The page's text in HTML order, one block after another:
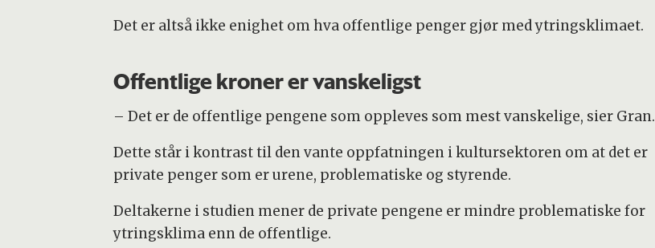
Det er altså ikke enighet om hva offentlige penger gjør med ytringsklimaet.
Offentlige kroner er vanskeligst
– Det er de offentlige pengene som oppleves som mest vanskelige, sier Gran.
Dette står i kontrast til den vante oppfatningen i kultursektoren om at det er
private penger som er urene, problematiske og styrende.
Deltakerne i studien mener de private pengene er mindre problematiske for
ytringsklima enn de offentlige.